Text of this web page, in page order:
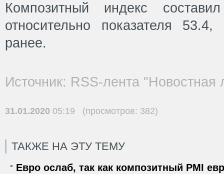
Композитный индекс
относительно показателя
ранее.
Источник: RSS-лента "Новостная
31.01.2020 05:19 (просмотров: 382)
ТАКЖЕ НА ЭТУ ТЕМУ
Евро ослаб, так как композитный PMI